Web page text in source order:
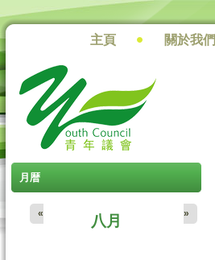
主頁 關於我們
月暦
八月
« »